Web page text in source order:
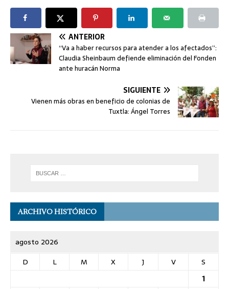
ANTERIOR
“Va a haber recursos para atender a los afectados”:
Claudia Sheinbaum defiende eliminación del Fonden
ante huracán Norma
SIGUIENTE
Vienen más obras en beneficio de colonias de
Tuxtla: Ángel Torres
ARCHIVO HISTÓRICO
agosto 2026
D
L M X J V
S
1